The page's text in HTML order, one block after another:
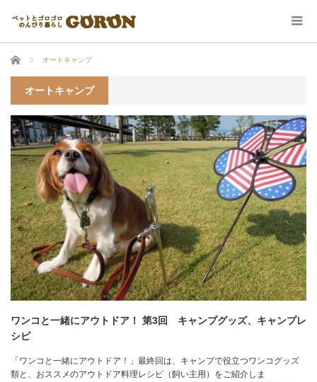
ホーム オートキャンプ
オートキャンプ
ワンコと一緒にアウトドア！ 第3回 キャンプグッズ、キャンプレ
シピ
「ワンコと一緒にアウトドア！」最終回は、キャンプで役立つワンコグッズ
類と、おススメのアウトドア料理レシピ（飼い主用）をご紹介しま